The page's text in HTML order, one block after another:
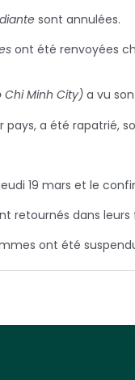
sont annulées.
ont été renvoyées
Chi Minh City) a vu
a été rapatrié,
19 mars et le
retournés dans leurs
ont été